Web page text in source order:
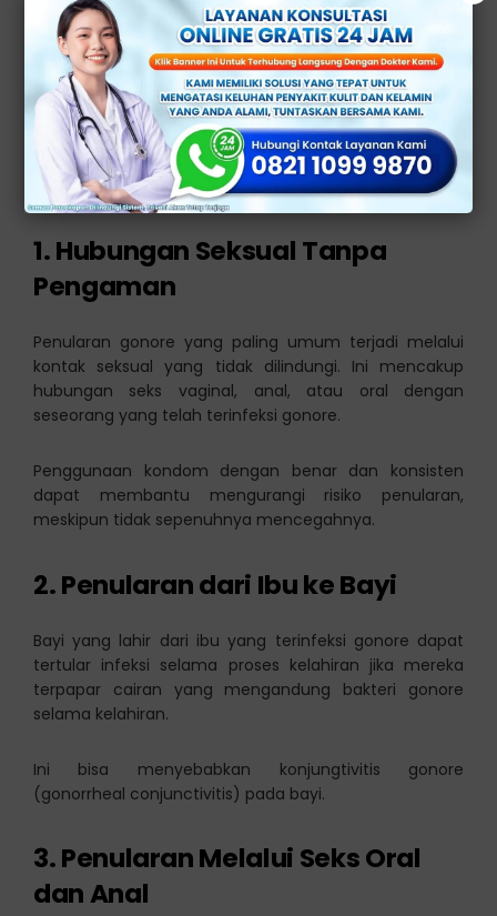
Penularan penyakit gonore terjadi ketika seseorang
terinfeksi bakteri Neisseria gonorrhoeae dan kemudian
mengalami kontak dengan orang lain, yang dapat
menyebabkan penularan infeksi.
Berikut adalah beberapa cara umum penularan
penyakit gonore:
1.Hubungan Seksual Tanpa
Pengaman
Penularan gonore yang paling umum terjadi melalui
kontak seksual yang tidak dilindungi. Ini mencakup
hubungan seks vaginal, anal, atau oral dengan
seseorang yang telah terinfeksi gonore.
Penggunaan kondom dengan benar dan konsisten
dapat membantu mengurangi risiko penularan,
meskipun tidak sepenuhnya mencegahnya.
2.Penularan dari Ibu ke Bayi
Bayi yang lahir dari ibu yang terinfeksi gonore dapat
tertular infeksi selama proses kelahiran jika mereka
terpapar cairan yang mengandung bakteri gonore
selama kelahiran.
Ini bisa menyebabkan konjungtivitis gonore
(gonorrheal conjunctivitis) pada bayi.
3.Penularan Melalui Seks Oral
dan Anal